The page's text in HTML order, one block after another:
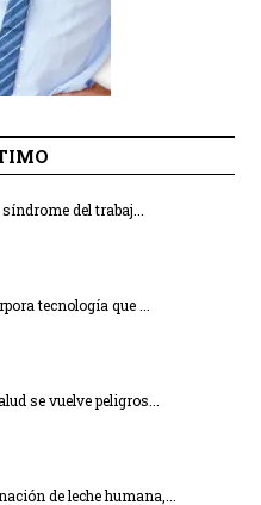
del trabaj...
tecnología que ...
se vuelve peligros...
de leche humana,...